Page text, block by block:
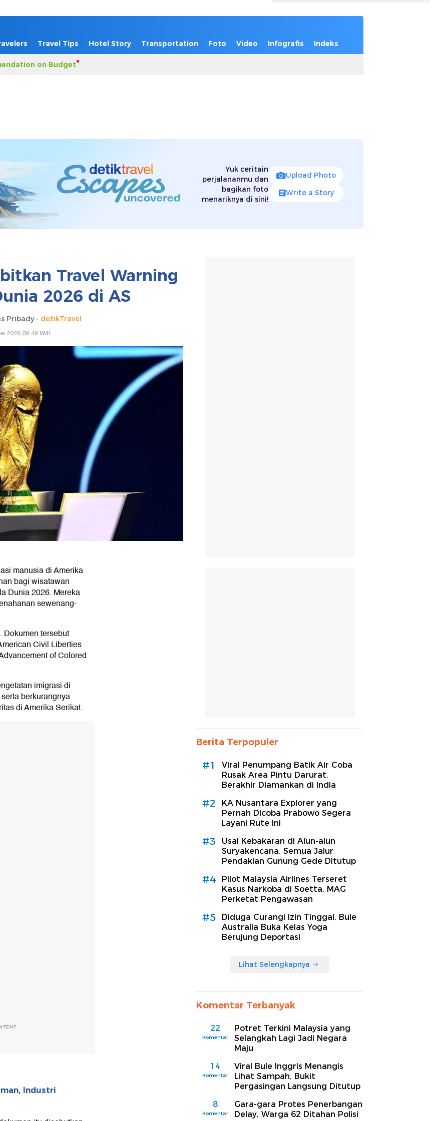
Travel Tips Hotel Story Transportation Foto Video Infografis Indeks
on Budget
Yuk ceritain
perjalananmu dan
bagikan foto
menariknya di sini!
Upload Photo
Write a Story
Travel Warning
2026 di AS
Pribady - detikTravel
2026 08:49 WIB
manusia di Amerika
bagi wisatawan
Dunia 2026. Mereka
sewenang-
Dokumen tersebut
Civil Liberties
of Colored
imigrasi di
berkurangnya
di Amerika Serikat.
Industri
Berita Terpopuler
#1
Viral Penumpang Batik Air Coba
Rusak Area Pintu Darurat,
Berakhir Diamankan di India
#2
KA Nusantara Explorer yang
Pernah Dicoba Prabowo Segera
Layani Rute Ini
#3
Usai Kebakaran di Alun-alun
Suryakencana, Semua Jalur
Pendakian Gunung Gede Ditutup
#4
Pilot Malaysia Airlines Terseret
Kasus Narkoba di Soetta, MAG
Perketat Pengawasan
#5
Diduga Curangi Izin Tinggal, Bule
Australia Buka Kelas Yoga
Berujung Deportasi
Lihat Selengkapnya
Komentar Terbanyak
22
Komentar
Potret Terkini Malaysia yang
Selangkah Lagi Jadi Negara
Maju
14
Komentar
Viral Bule Inggris Menangis
Lihat Sampah, Bukit
Pergasingan Langsung Ditutup
8
Komentar
Gara-gara Protes Penerbangan
Delay, Warga 62 Ditahan Polisi